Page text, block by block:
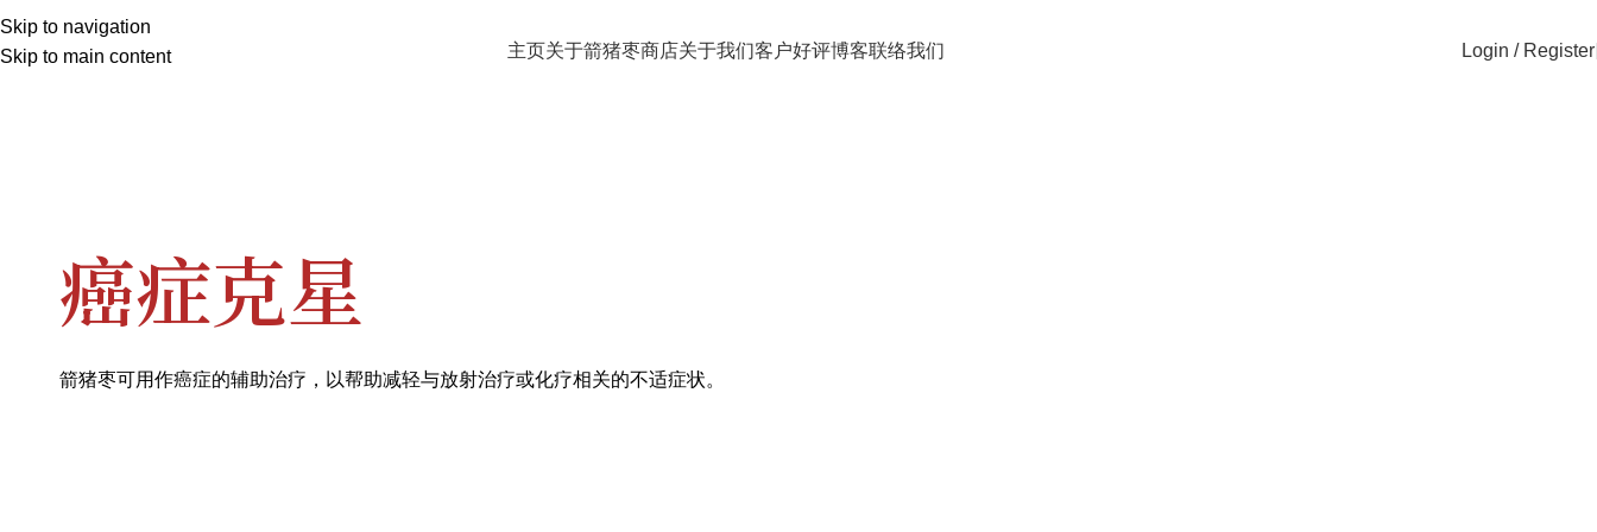
Skip to navigation
Skip to main content
主页关于箭猪枣商店关于我们客户好评博客联络我们 Login / Register
癌症克星
箭猪枣可用作癌症的辅助治疗，以帮助减轻与放射治疗或化疗相关的不适症状。